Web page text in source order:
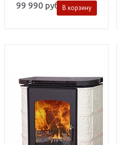
99 990 руб. В корзину